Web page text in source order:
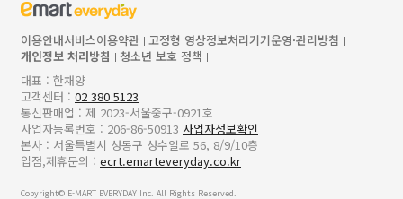
이용안내서비스이용약관 고정형 영상정보처리기기운영·관리방침
개인정보 처리방침
청소년 보호 정책
대표 : 한채양
고객센터 : 02 380 5123
통신판매업 : 제 2023-서울중구-0921호
사업자등록번호 : 206-86-50913 사업자정보확인
본사 : 서울특별시 성동구 성수일로 56, 8/9/10층
입점,제휴문의 : ecrt.emarteveryday.co.kr
Copyright© E-MART EVERYDAY Inc. All Rights Reserved.